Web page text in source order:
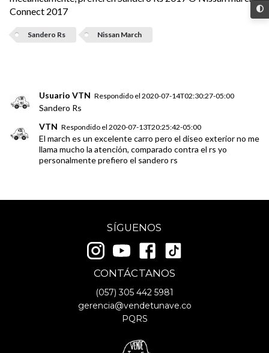
Connect 2017
Sandero Rs Nissan March
Usuario VTN Respondido el2020-07-14T02:30:27-05:00
Sandero Rs
VTN Respondido el2020-07-13T20:25:42-05:00
El march es un excelente carro pero el diseo exterior no me
llama mucho la atención, comparado contra el rs yo
personalmente prefiero el sandero rs
SÍGUENOS
CONTÁCTANOS
(057)305 442 5981
gerencia@vendetunave.co
PQRS